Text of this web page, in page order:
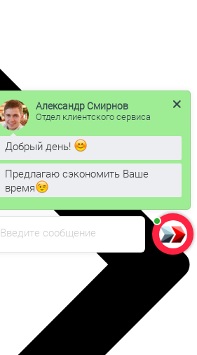
Введите сообщение
Александр Смирнов
Отдел клиентского сервиса
Добрый день!
Предлагаю сэкономить Ваше
время